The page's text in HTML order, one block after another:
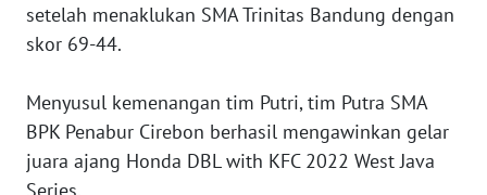
setelah menaklukan SMA Trinitas Bandung dengan
skor 69-44.
Menyusul kemenangan tim Putri, tim Putra SMA
BPK Penabur Cirebon berhasil mengawinkan gelar
juara ajang Honda DBL with KFC 2022 West Java
WN
JABAR
WN
BANTEN
WN